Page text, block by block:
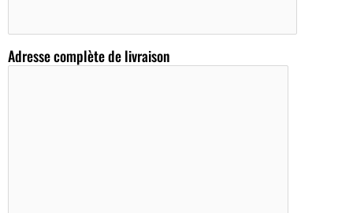
Adresse complète de livraison